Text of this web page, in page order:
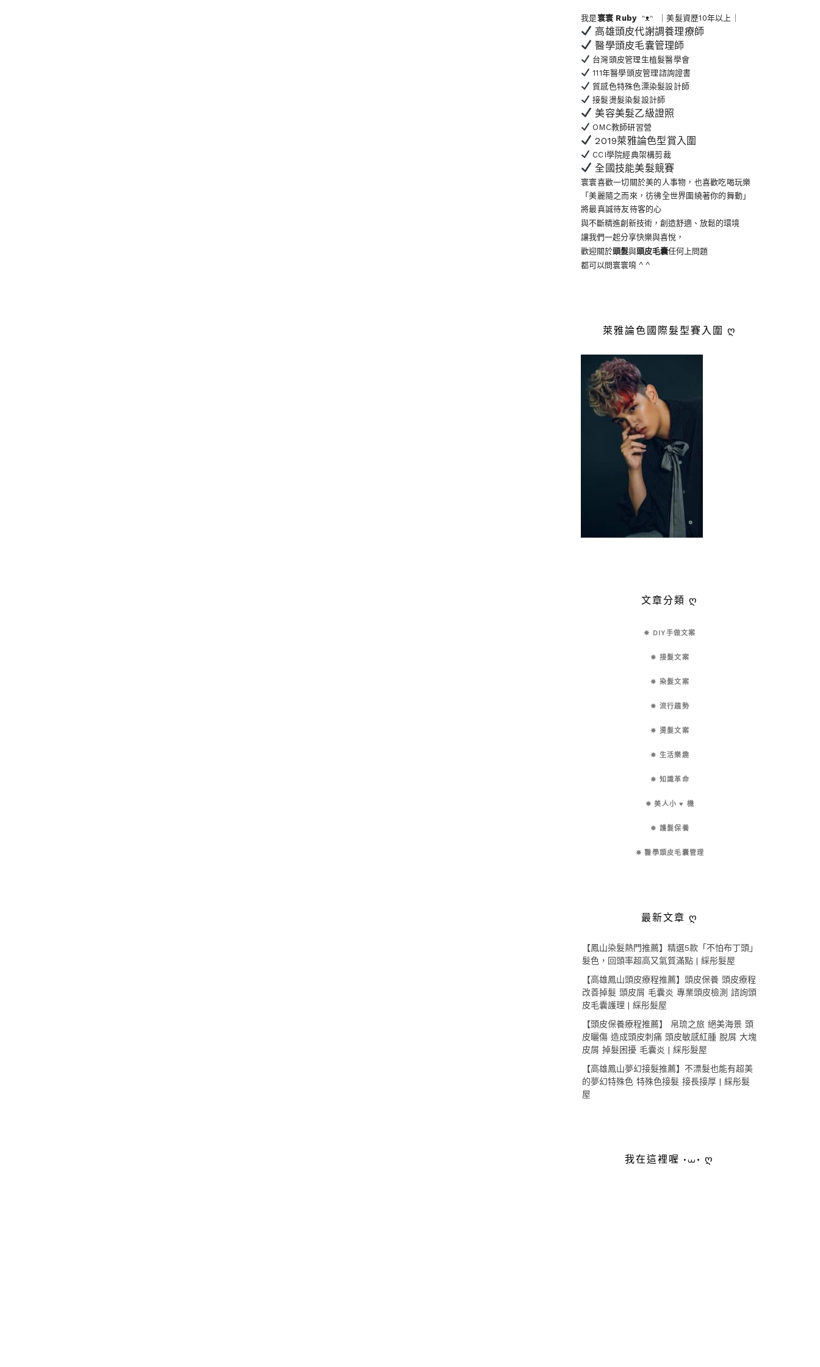
我是寰寰 Ruby ᵔᴥᵔ ｜美髮資歷10年以上｜
高雄頭皮代謝調養理療師
醫學頭皮毛囊管理師
台灣頭皮管理生植髮醫學會
111年醫學頭皮管理諮詢證書
質感色特殊色漂染髮設計師
接髮燙髮染髮設計師
美容美髮乙級證照
OMC教師研習營
2019萊雅論色型賞入圍
CCI學院經典架構剪裁
全國技能美髮競賽
寰寰喜歡一切關於美的人事物 ，也喜歡吃喝玩樂
「美麗隨之而來，彷彿全世界圍繞著你的舞動」
將最真誠待友待客的心
與不斷精進創新技術，創造舒適、放鬆的環境
讓我們一起分享快樂與喜悅，
歡迎關於頭髮與頭皮毛囊任何上問題
都可以問寰寰唷 ^ ^
萊雅論色國際髮型賽入圍 ღ
文章分類 ღ
✵ DIY手做文案
✵ 接髮文案
✵ 染髮文案
✵ 流行趨勢
✵ 燙髮文案
✵ 生活樂趣
✵ 知識革命
✵ 美人小 ♥ 機
✵ 護髮保養
✵ 醫學頭皮毛囊管理
最新文章 ღ
【鳳山染髮熱門推薦】精選5款「不怕布丁頭」
髮色，回頭率超高又氣質滿點 | 綵彤髮屋
【高雄鳳山頭皮療程推薦】頭皮保養 頭皮療程
改善掉髮 頭皮屑 毛囊炎 專業頭皮檢測 諮詢頭
皮毛囊護理 | 綵彤髮屋
【頭皮保養療程推薦】 帛琉之旅 絕美海景 頭
皮曬傷 造成頭皮刺痛 頭皮敏感紅腫 脫屑 大塊
皮屑 掉髮困擾 毛囊炎 | 綵彤髮屋
【高雄鳳山夢幻接髮推薦】不漂髮也能有超美
的夢幻特殊色 特殊色接髮 接長接厚 | 綵彤髮
屋
我在這裡喔 •⩊• ღ